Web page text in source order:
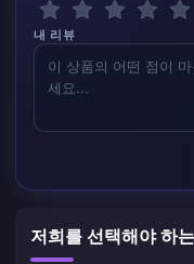
내 리뷰
저희를 선택해야 하